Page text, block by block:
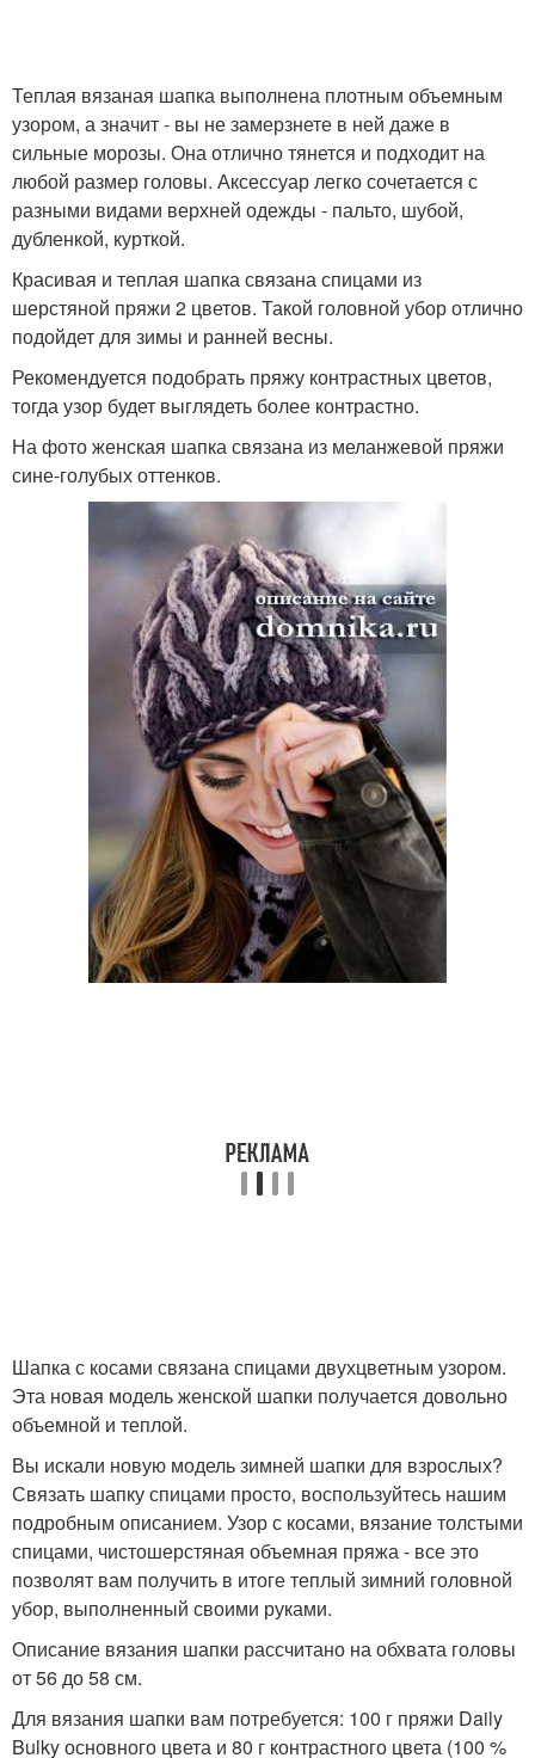
Теплая вязаная шапка выполнена плотным объемным
узором, а значит - вы не замерзнете в ней даже в
сильные морозы. Она отлично тянется и подходит на
любой размер головы. Аксессуар легко сочетается с
разными видами верхней одежды - пальто, шубой,
дубленкой, курткой.
Красивая и теплая шапка связана спицами из
шерстяной пряжи 2 цветов. Такой головной убор отлично
подойдет для зимы и ранней весны.
Рекомендуется подобрать пряжу контрастных цветов,
тогда узор будет выглядеть более контрастно.
На фото женская шапка связана из меланжевой пряжи
сине-голубых оттенков.
Шапка с косами связана спицами двухцветным узором.
Эта новая модель женской шапки получается довольно
объемной и теплой.
Вы искали новую модель зимней шапки для взрослых?
Связать шапку спицами просто, воспользуйтесь нашим
подробным описанием. Узор с косами, вязание толстыми
спицами, чистошерстяная объемная пряжа - все это
позволят вам получить в итоге теплый зимний головной
убор, выполненный своими руками.
Описание вязания шапки рассчитано на обхвата головы
от 56 до 58 см.
Для вязания шапки вам потребуется: 100 г пряжи Daily
Bulky основного цвета и 80 г контрастного цвета (100 %